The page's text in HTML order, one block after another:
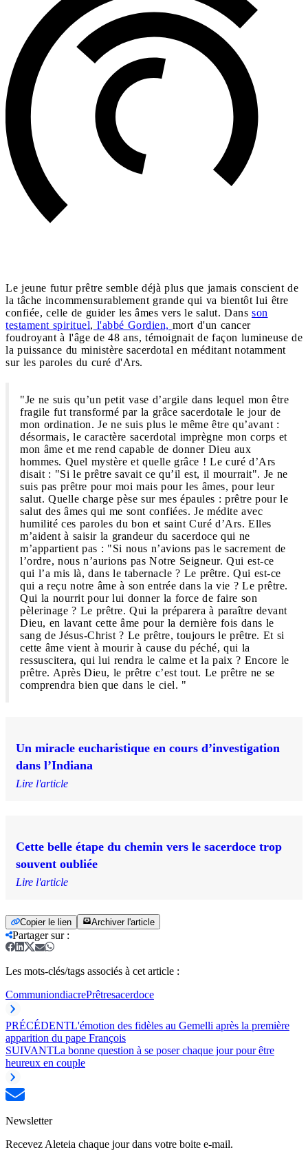
Le jeune futur prêtre semble déjà plus que jamais conscient de
la tâche incommensurablement grande qui va bientôt lui être
confiée, celle de guider les âmes vers le salut. Dans son
testament spirituel, l'abbé Gordien, mort d'un cancer
foudroyant à l'âge de 48 ans, témoignait de façon lumineuse de
la puissance du ministère sacerdotal en méditant notamment
sur les paroles du curé d'Ars.
"Je ne suis qu’un petit vase d’argile dans lequel mon être
fragile fut transformé par la grâce sacerdotale le jour de
mon ordination. Je ne suis plus le même être qu’avant :
désormais, le caractère sacerdotal imprègne mon corps et
mon âme et me rend capable de donner Dieu aux
hommes. Quel mystère et quelle grâce ! Le curé d’Ars
disait : "Si le prêtre savait ce qu’il est, il mourrait". Je ne
suis pas prêtre pour moi mais pour les âmes, pour leur
salut. Quelle charge pèse sur mes épaules : prêtre pour le
salut des âmes qui me sont confiées. Je médite avec
humilité ces paroles du bon et saint Curé d’Ars. Elles
m’aident à saisir la grandeur du sacerdoce qui ne
m’appartient pas : "Si nous n’avions pas le sacrement de
l’ordre, nous n’aurions pas Notre Seigneur. Qui est-ce
qui l’a mis là, dans le tabernacle ? Le prêtre. Qui est-ce
qui a reçu notre âme à son entrée dans la vie ? Le prêtre.
Qui la nourrit pour lui donner la force de faire son
pèlerinage ? Le prêtre. Qui la préparera à paraître devant
Dieu, en lavant cette âme pour la dernière fois dans le
sang de Jésus-Christ ? Le prêtre, toujours le prêtre. Et si
cette âme vient à mourir à cause du péché, qui la
ressuscitera, qui lui rendra le calme et la paix ? Encore le
prêtre. Après Dieu, le prêtre c’est tout. Le prêtre ne se
comprendra bien que dans le ciel. "
Un miracle eucharistique en cours d’investigation
dans l’Indiana
Lire l'article
Cette belle étape du chemin vers le sacerdoce trop
souvent oubliée
Lire l'article
Copier le lien Archiver l'article
Partager sur:
Les mots-clés/tags associés à cet article :
CommuniondiacrePrêtresacerdoce
PRÉCÉDENTL'émotion des fidèles au Gemelli après la première
apparition du pape François
SUIVANTLa bonne question à se poser chaque jour pour être
heureux en couple
Newsletter
Recevez Aleteia chaque jour dans votre boite e-mail.